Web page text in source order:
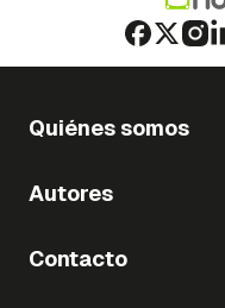
Quiénes somos
Autores
Contacto